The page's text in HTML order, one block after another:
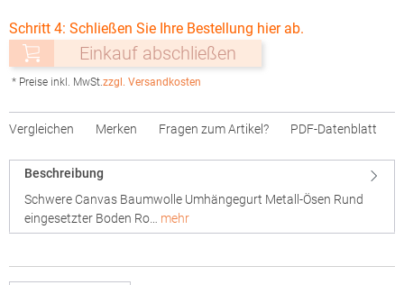
Schritt 4: Schließen Sie Ihre Bestellung hier ab.
Einkauf abschließen
* Preise inkl. MwSt.zzgl. Versandkosten
Vergleichen Merken Fragen zum Artikel? PDF-Datenblatt
Beschreibung
Schwere Canvas Baumwolle Umhängegurt Metall-Ösen Rund
eingesetzter Boden Ro… mehr